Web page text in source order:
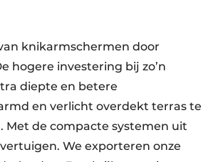
knikarmschermen door
hogere investering bij zo’n
diepte en betere
en verlicht overdekt terras te
Met de compacte systemen uit
We exporteren onze